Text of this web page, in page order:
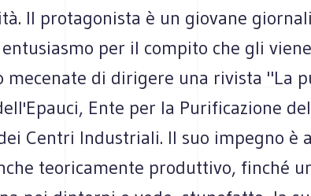
Il protagonista è un giovane
per il compito che gli
mecenate di dirigere una rivista "La
Ente per la Purificazione
Centri Industriali. Il suo impegno è
teoricamente produttivo, finché